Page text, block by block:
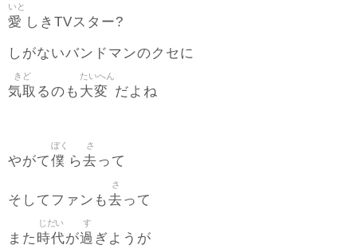
愛
いと
しきTVスター?
しがないバンドマンのクセに
気取
きど
るのも 大変
たいへん
だよね
やがて僕
ぼく
ら去
さ
って
そしてファンも去
さ
って
また 時代
じだい
が過
す
ぎようが